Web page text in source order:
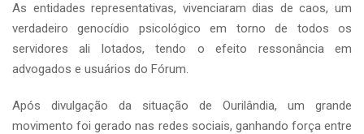
As entidades representativas, vivenciaram dias de caos, um
verdadeiro genocídio psicológico em torno de todos os
servidores ali lotados, tendo o efeito ressonância em
advogados e usuários do Fórum.
Após divulgação da situação de Ourilândia, um grande
movimento foi gerado nas redes sociais, ganhando força entre